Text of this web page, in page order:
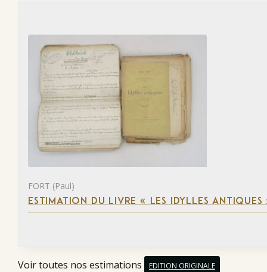
FORT (Paul)
ESTIMATION DU LIVRE « LES IDYLLES
Voir toutes nos estimations EDITION ORIGINALE